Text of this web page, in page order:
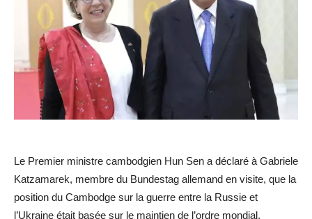
Le Premier ministre cambodgien Hun Sen a déclaré à Gabriele
Katzamarek, membre du Bundestag allemand en visite, que la
position du Cambodge sur la guerre entre la Russie et
l’Ukraine était basée sur le maintien de l’ordre mondial.